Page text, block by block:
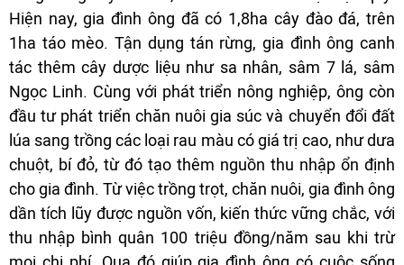
Hiện nay, gia đình ông đã có 1,8ha cây đào đá, trên
1ha táo mèo. Tận dụng tán rừng, gia đình ông canh
tác thêm cây dược liệu như sa nhân, sâm 7 lá, sâm
Ngọc Linh. Cùng với phát triển nông nghiệp, ông còn
đầu tư phát triển chăn nuôi gia súc và chuyển đổi đất
lúa sang trồng các loại rau màu có giá trị cao, như dưa
chuột, bí đỏ, từ đó tạo thêm nguồn thu nhập ổn định
cho gia đình. Từ việc trồng trọt, chăn nuôi, gia đình ông
dần tích lũy được nguồn vốn, kiến thức vững chắc, với
thu nhập bình quân 100 triệu đồng/năm sau khi trừ